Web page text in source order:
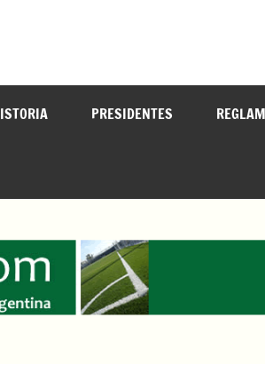
PRESIDENTES